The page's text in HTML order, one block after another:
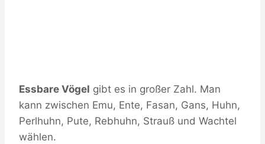
Essbare Vögel gibt es in großer Zahl. Man
kann zwischen Emu, Ente, Fasan, Gans, Huhn,
Perlhuhn, Pute, Rebhuhn, Strauß und Wachtel
wählen.